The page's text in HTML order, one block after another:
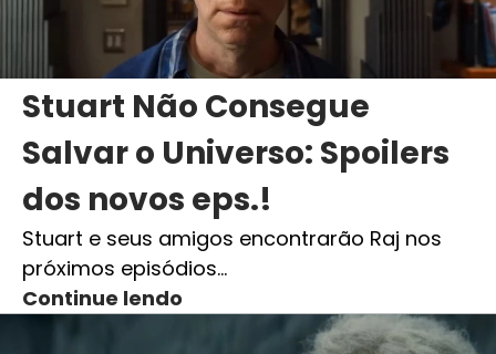
Stuart Não Consegue
Salvar o Universo: Spoilers
dos novos eps.!
Stuart e seus amigos encontrarão Raj nos
próximos episódios…
Continue lendo